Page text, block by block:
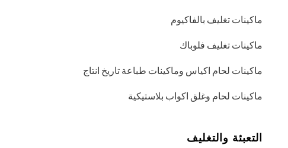
ماكينات تغليف بالفاكيوم
ماكينات تغليف فلوباك
ماكينات لحام اكياس وماكينات طباعة تاريخ انتاج
ماكينات لحام وغلق اكواب بلاستيكية
التعبئة والتغليف